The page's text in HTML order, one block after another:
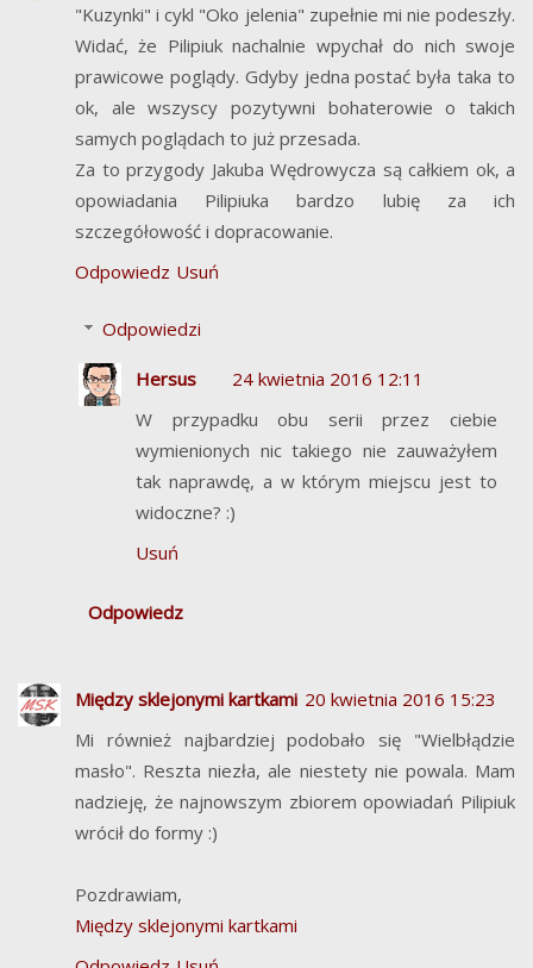
"Kuzynki" i cykl "Oko jelenia" zupełnie mi nie podeszły.
Widać, że Pilipiuk nachalnie wpychał do nich swoje
prawicowe poglądy. Gdyby jedna postać była taka to
ok, ale wszyscy pozytywni bohaterowie o takich
samych poglądach to już przesada.
Za to przygody Jakuba Wędrowycza są całkiem ok, a
opowiadania Pilipiuka bardzo lubię za ich
szczegółowość i dopracowanie.
Odpowiedz Usuń
Odpowiedzi
Hersus
24 kwietnia 2016 12:11
W przypadku obu serii przez ciebie
wymienionych nic takiego nie zauważyłem
tak naprawdę, a w którym miejscu jest to
widoczne? :)
Usuń
Odpowiedz
Między sklejonymi kartkami 20 kwietnia 2016 15:23
Mi również najbardziej podobało się "Wielbłądzie
masło". Reszta niezła, ale niestety nie powala. Mam
nadzieję, że najnowszym zbiorem opowiadań Pilipiuk
wrócił do formy :)
Pozdrawiam,
Między sklejonymi kartkami